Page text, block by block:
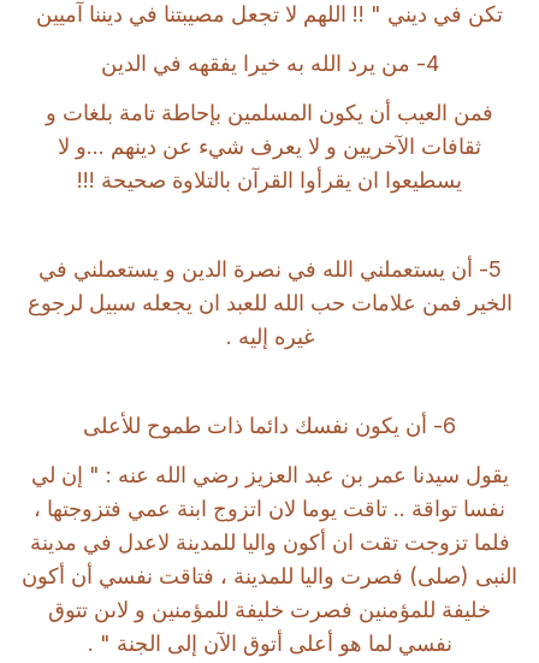
تكن في ديني " !! اللهم لا تجعل مصيبتنا في ديننا آميين
4- من يرد الله به خيرا يفقهه في الدين
فمن العيب أن يكون المسلمين بإحاطة تامة بلغات و
ثقافات الآخريين و لا يعرف شيء عن دينهم ...و لا
يسطيعوا ان يقرأوا القرآن بالتلاوة صحيحة !!!
5- أن يستعملني الله في نصرة الدين و يستعملني في
الخير فمن علامات حب الله للعبد ان يجعله سبيل لرجوع
غيره إليه .
6- أن يكون نفسك دائما ذات طموح للأعلى
يقول سيدنا عمر بن عبد العزيز رضي الله عنه : " إن لي
نفسا تواقة .. تاقت يوما لان اتزوج ابنة عمي فتزوجتها ،
فلما تزوجت تقت ان أكون واليا للمدينة لاعدل في مدينة
النبى (صلى) فصرت واليا للمدينة ، فتاقت نفسي أن أكون
خليفة للمؤمنين فصرت خليفة للمؤمنين و لاىن تتوق
نفسي لما هو أعلى أتوق الآن إلى الجنة " .